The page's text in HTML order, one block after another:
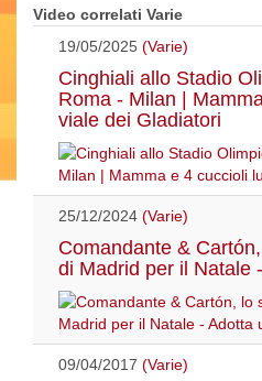
Video correlati Varie
19/05/2025 (Varie)
Cinghiali allo Stadio
Roma - Milan |
viale dei Gladiatori
25/12/2024 (Varie)
Comandante &
di Madrid per il Natale
09/04/2017 (Varie)